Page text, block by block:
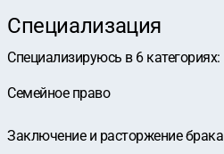
Специализация
Специализируюсь в 6 категориях:
Семейное право
Заключение и расторжение брака